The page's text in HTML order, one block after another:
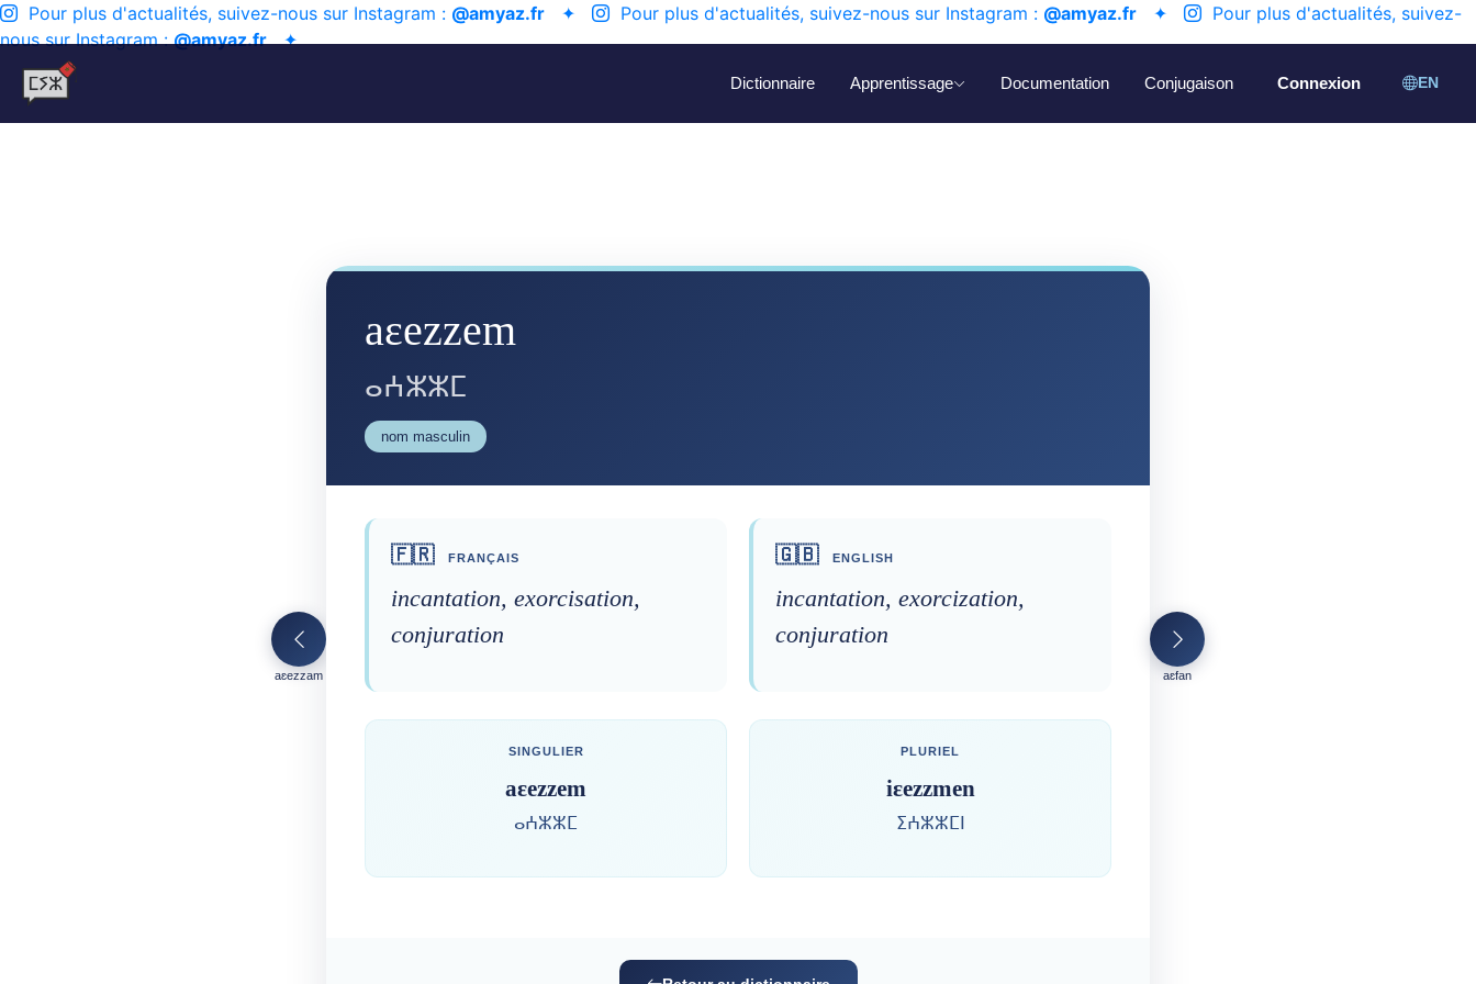
Pour plus d'actualités, suivez-nous sur Instagram : @amyaz.fr ✦ Pour plus d'actualités, suivez-nous sur Instagram : @amyaz.fr ✦
Pour plus d'actualités, suivez-
nous sur Instagram :@amyaz.fr✦
Dictionnaire Apprentissage Documentation Conjugaison Connexion EN
aɛezzam
aɛezzem
ⴰⵄⵣⵣⵎ
nom masculin
🇫🇷 FRANÇAIS
incantation, exorcisation,
conjuration
🇬🇧 ENGLISH
incantation, exorcization,
conjuration
SINGULIER
aɛezzem
ⴰⵄⵣⵣⵎ
PLURIEL
iɛezzmen
ⵉⵄⵣⵣⵎⵏ
aɛfan